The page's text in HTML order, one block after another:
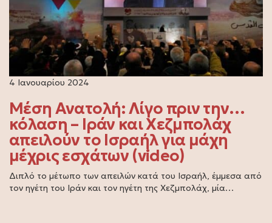
4 Ιανουαρίου 2024
Μέση Ανατολή: Λίγο πριν την…
κόλαση – Ιράν και Χεζμπολάχ
απειλούν το Ισραήλ για μάχη
μέχρις εσχάτων (video)
Διπλό το μέτωπο των απειλών κατά του Ισραήλ, έμμεσα από
τον ηγέτη του Ιράν και τον ηγέτη της Χεζμπολάχ, μία…